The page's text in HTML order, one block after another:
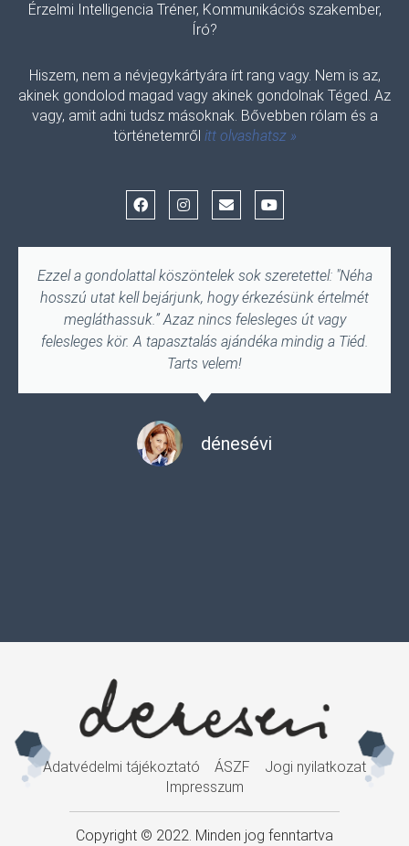
Érzelmi Intelligencia Tréner, Kommunikációs szakember,
Író?
Hiszem, nem a névjegykártyára írt rang vagy. Nem is az,
akinek gondolod magad vagy akinek gondolnak Téged. Az
vagy, amit adni tudsz másoknak. Bővebben rólam és a
történetemről itt olvashatsz »
F
a
o
o
k
I
n
g
r
a
m
E
n
o
p
e
Y
o
b
e
Ezzel a gondolattal köszöntelek sok szeretettel: "Néha
hosszú utat kell bejárjunk, hogy érkezésünk értelmét
megláthassuk.” Azaz nincs felesleges út vagy
felesleges kör. A tapasztalás ajándéka mindig a Tiéd.
Tarts velem!
dénesévi
Adatvédelmi tájékoztató ÁSZF
Jogi nyilatkozat
Impresszum
Copyright © 2022. Minden jog fenntartva